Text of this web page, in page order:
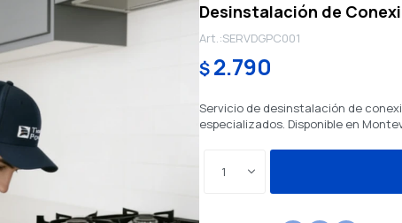
Desinstalación de
SERVDGPC001
$2.790
Servicio de desinstalación de
especializados. Disponible en
1